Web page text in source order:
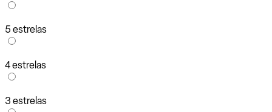
5 estrelas
4 estrelas
3 estrelas